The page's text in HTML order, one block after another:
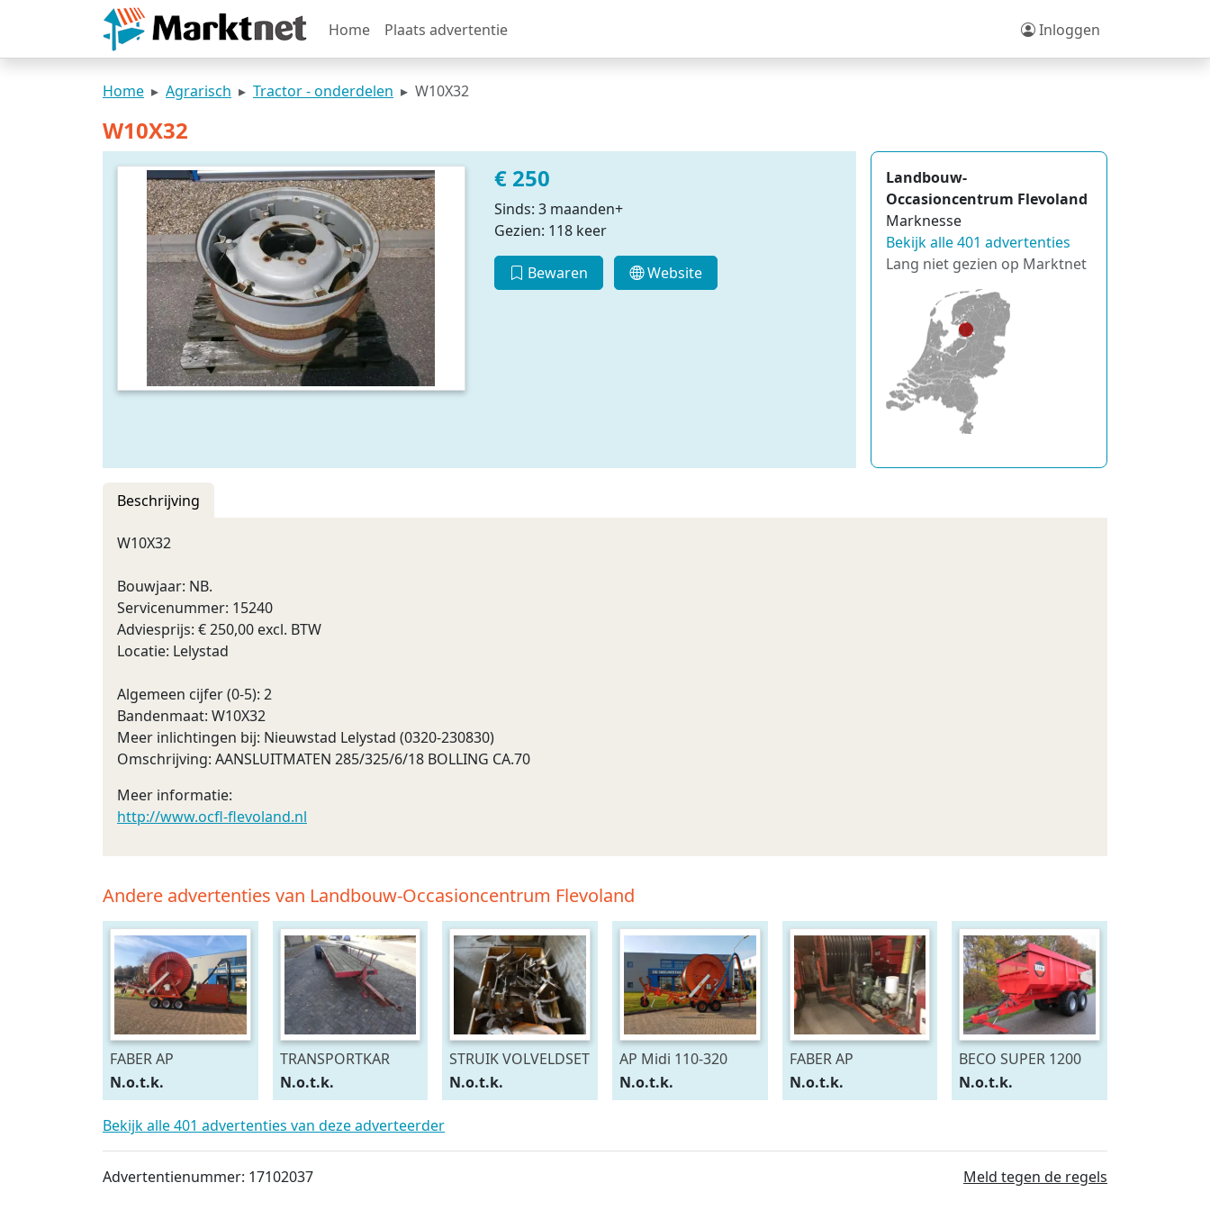
Home Plaats advertentie Inloggen
Home Agrarisch Tractor - onderdelen W10X32
W10X32
€ 250
Sinds: 3 maanden+
Gezien: 118 keer
Bewaren Website
Landbouw-
Occasioncentrum Flevoland
Marknesse
Bekijk alle 401 advertenties
Lang niet gezien op Marktnet
Beschrijving
W10X32
Bouwjaar: NB.
Servicenummer: 15240
Adviesprijs: € 250,00 excl. BTW
Locatie: Lelystad
Algemeen cijfer (0-5): 2
Bandenmaat: W10X32
Meer inlichtingen bij: Nieuwstad Lelystad (0320-230830)
Omschrijving: AANSLUITMATEN 285/325/6/18 BOLLING CA.70
Meer informatie:
http://www.ocfl-flevoland.nl
Andere advertenties van Landbouw-Occasioncentrum Flevoland
FABER AP
N.o.t.k.
TRANSPORTKAR
N.o.t.k.
STRUIK VOLVELDSET
N.o.t.k.
AP Midi 110-320
N.o.t.k.
FABER AP
N.o.t.k.
BECO SUPER 1200
N.o.t.k.
Bekijk alle 401 advertenties van deze adverteerder
Advertentienummer: 17102037 Meld tegen de regels